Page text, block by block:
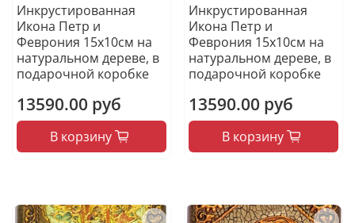
Инкрустированная
Икона Петр и
Феврония 15х10см на
натуральном дереве, в
подарочной коробке
13590.00 руб
В корзину
Инкрустированная
Икона Петр и
Феврония 15х10см на
натуральном дереве, в
подарочной коробке
13590.00 руб
В корзину